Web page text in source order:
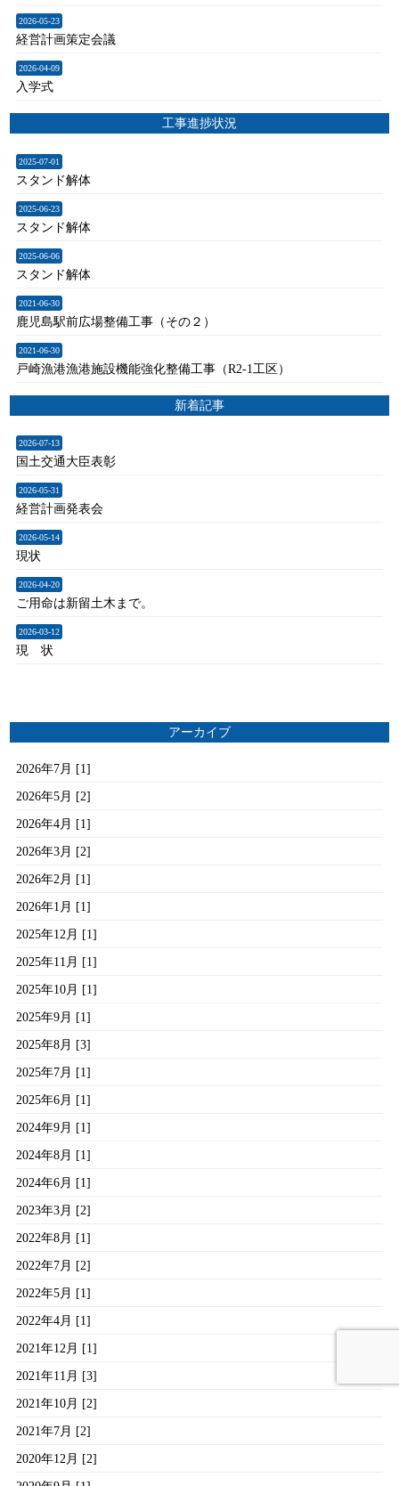
2026-05-23
経営計画策定会議
2026-04-09
入学式
工事進捗状況
2025-07-01
スタンド解体
2025-06-23
スタンド解体
2025-06-06
スタンド解体
2021-06-30
鹿児島駅前広場整備工事（その２）
2021-06-30
戸崎漁港漁港施設機能強化整備工事（R2-1工区）
新着記事
2026-07-13
国土交通大臣表彰
2026-05-31
経営計画発表会
2026-05-14
現状
2026-04-20
ご用命は新留土木まで。
2026-03-12
現 状
アーカイブ
2026年7月 [1]
2026年5月 [2]
2026年4月 [1]
2026年3月 [2]
2026年2月 [1]
2026年1月 [1]
2025年12月 [1]
2025年11月 [1]
2025年10月 [1]
2025年9月 [1]
2025年8月 [3]
2025年7月 [1]
2025年6月 [1]
2024年9月 [1]
2024年8月 [1]
2024年6月 [1]
2023年3月 [2]
2022年8月 [1]
2022年7月 [2]
2022年5月 [1]
2022年4月 [1]
2021年12月 [1]
2021年11月 [3]
2021年10月 [2]
2021年7月 [2]
2020年12月 [2]